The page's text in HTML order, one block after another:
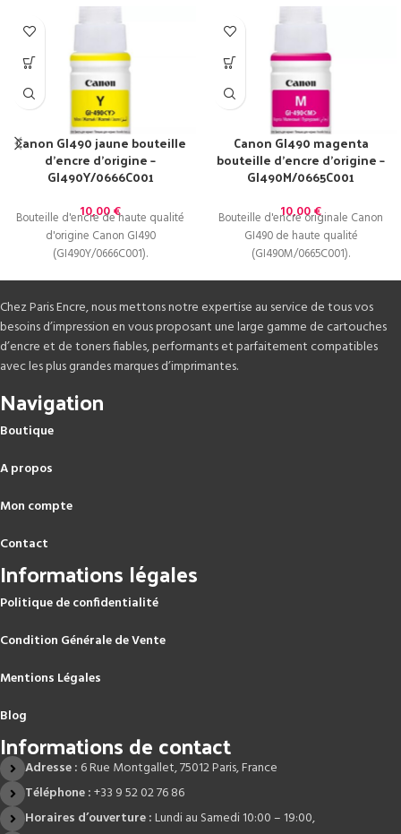
Canon GI490 jaune bouteille
d’encre d’origine –
GI490Y/0666C001
10,00€
Bouteille d'encre de haute qualité
d'origine Canon GI490
(GI490Y/0666C001).
Canon GI490 magenta
bouteille d’encre d’origine –
GI490M/0665C001
10,00€
Bouteille d'encre originale Canon
GI490 de haute qualité
(GI490M/0665C001).
Chez Paris Encre, nous mettons notre expertise au service de tous vos
besoins d’impression en vous proposant une large gamme de cartouches
d’encre et de toners fiables, performants et parfaitement compatibles
avec les plus grandes marques d’imprimantes.
Navigation
Boutique
A propos
Mon compte
Contact
Informations légales
Politique de confidentialité
Condition Générale de Vente
Mentions Légales
Blog
Informations de contact
Adresse : 6 Rue Montgallet, 75012 Paris, France
Téléphone :+33 9 52 02 76 86
Horaires d’ouverture :Lundi au Samedi 10:00 – 19:00,